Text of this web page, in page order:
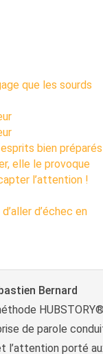
que les sourds
bien préparés
elle le provoque
l’attention !
d’échec en
Bernard
de parole
l’attention porté